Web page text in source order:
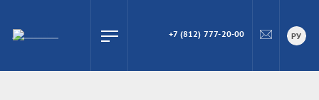
ПОИСК
+7 (812) 777-20-00 РУ